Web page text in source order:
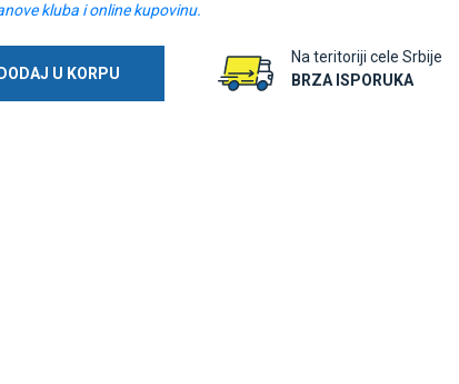
kluba i online kupovinu.
U KORPU
Na teritoriji cele Srbije
BRZA ISPORUKA